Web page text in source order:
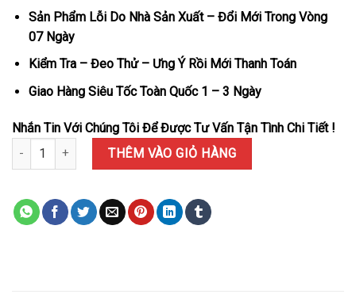
Sản Phẩm Lỗi Do Nhà Sản Xuất – Đổi Mới Trong Vòng
07 Ngày
Kiểm Tra – Đeo Thử – Ưng Ý Rồi Mới Thanh Toán
Giao Hàng Siêu Tốc Toàn Quốc 1 – 3 Ngày
Nhắn Tin Với Chúng Tôi Để Được Tư Vấn Tận Tình Chi Tiết !
Đồng Hồ Nữ Vacheron Constantin Overseas 4600V/200R-B979
THÊM VÀO GIỎ HÀNG